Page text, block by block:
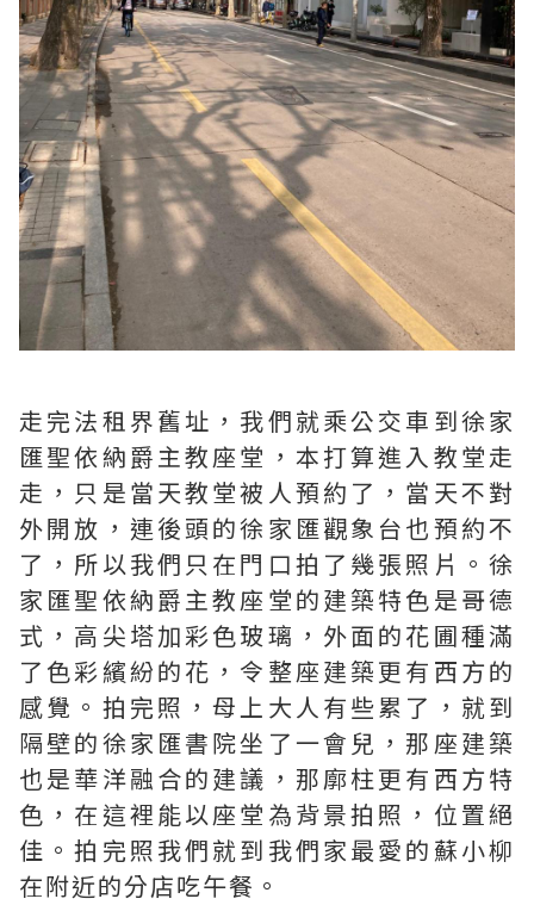
走完法租界舊址，我們就乘公交車到徐家
匯聖依納爵主教座堂，本打算進入教堂走
走，只是當天教堂被人預約了，當天不對
外開放，連後頭的徐家匯觀象台也預約不
了，所以我們只在門口拍了幾張照片。徐
家匯聖依納爵主教座堂的建築特色是哥德
式，高尖塔加彩色玻璃，外面的花圃種滿
了色彩繽紛的花，令整座建築更有西方的
感覺。拍完照，母上大人有些累了，就到
隔壁的徐家匯書院坐了一會兒，那座建築
也是華洋融合的建議，那廓柱更有西方特
色，在這裡能以座堂為背景拍照，位置絕
佳。拍完照我們就到我們家最愛的蘇小柳
在附近的分店吃午餐。